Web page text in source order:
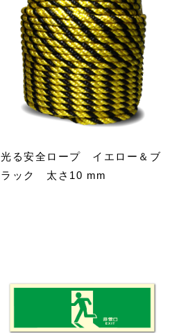
光る安全ロープ イエロー＆ブ
ラック 太さ10 mm